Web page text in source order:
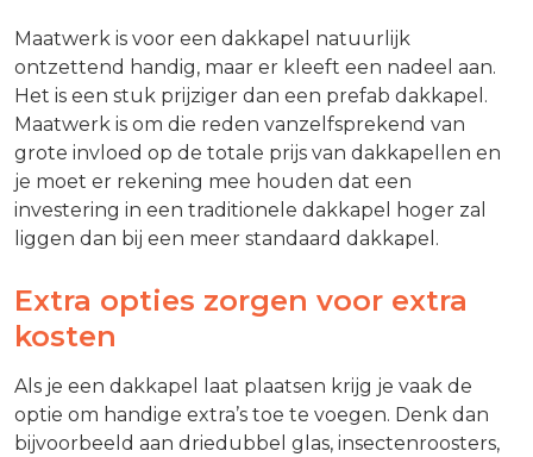
Maatwerk is voor een dakkapel natuurlijk
ontzettend handig, maar er kleeft een nadeel aan.
Het is een stuk prijziger dan een prefab dakkapel.
Maatwerk is om die reden vanzelfsprekend van
grote invloed op de totale prijs van dakkapellen en
je moet er rekening mee houden dat een
investering in een traditionele dakkapel hoger zal
liggen dan bij een meer standaard dakkapel.
Extra opties zorgen voor extra
kosten
Als je een dakkapel laat plaatsen krijg je vaak de
optie om handige extra’s toe te voegen. Denk dan
bijvoorbeeld aan driedubbel glas, insectenroosters,